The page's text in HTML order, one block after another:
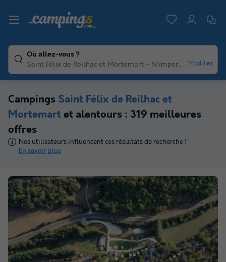
Où allez-vous ?
Saint Félix de Reilhac et Mortemart
N'importe quelle duree Modifier
Campings Saint Félix de Reilhac et
Mortemart et alentours : 319 meilleures
offres
Nos utilisateurs influencent ces résultats de recherche !
En savoir plus